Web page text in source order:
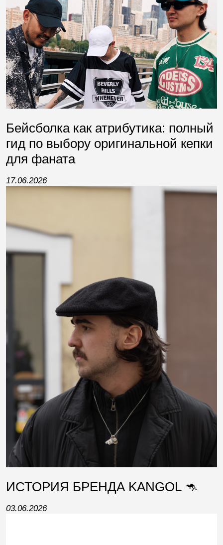
Бейсболка как атрибутика: полный
гид по выбору оригинальной кепки
для фаната
17.06.2026
ИСТОРИЯ БРЕНДА KANGOL 🦘
03.06.2026